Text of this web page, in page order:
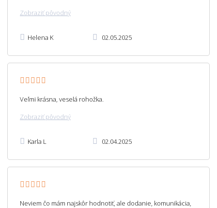
Zobraziť pôvodný
Helena K 02.05.2025
Veľmi krásna, veselá rohožka.
Zobraziť pôvodný
Karla L 02.04.2025
Neviem čo mám najskôr hodnotiť, ale dodanie, komunikácia,